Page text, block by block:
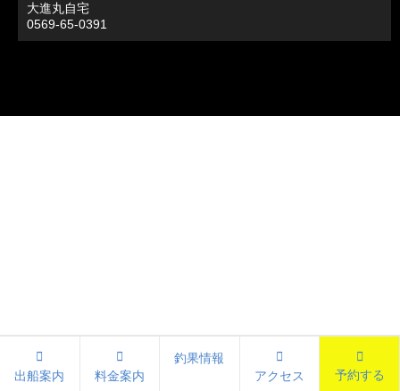
大進丸自宅
0569-65-0391
出船案内 料金案内
釣果情報
アクセス
予約する